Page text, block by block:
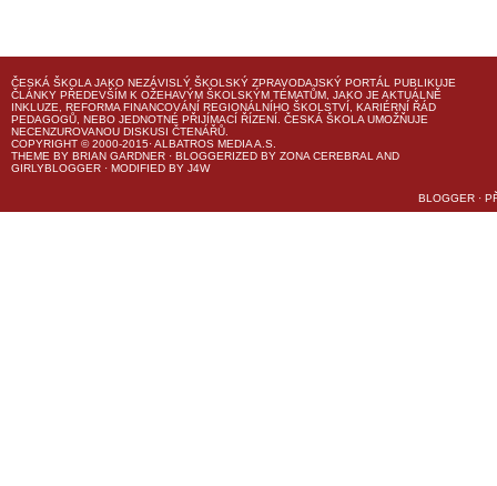
ČESKÁ ŠKOLAJAKO NEZÁVISLÝ ŠKOLSKÝ ZPRAVODAJSKÝ PORTÁL PUBLIKUJE
ČLÁNKY PŘEDEVŠÍM K OŽEHAVÝM ŠKOLSKÝM TÉMATŮM, JAKO JE AKTUÁLNĚ
INKLUZE, REFORMA FINANCOVÁNÍ REGIONÁLNÍHO ŠKOLSTVÍ, KARIÉRNÍ ŘÁD
PEDAGOGŮ, NEBO JEDNOTNÉ PŘIJÍMACÍ ŘÍZENÍ. ČESKÁ ŠKOLAUMOŽŇUJE
NECENZUROVANOU DISKUSI ČTENÁŘŮ.
COPYRIGHT © 2000-2015· ALBATROS MEDIA A.S.
THEME BY BRIAN GARDNER · BLOGGERIZED BY ZONA CEREBRALAND
GIRLYBLOGGER · MODIFIED BY J4W
BLOGGER ·